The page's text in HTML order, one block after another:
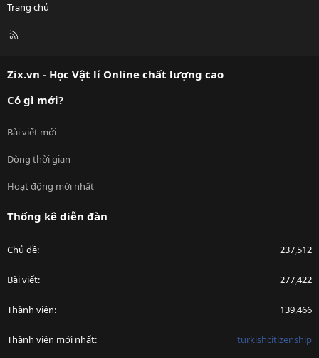
Trang chủ
R
Zix.vn - Học Vật lí Online chất lượng cao
Có gì mới?
Bài viết mới
Dòng thời gian
Hoạt động mới nhất
Thống kê diễn đàn
Chủ đề 237,512
Bài viết 277,422
Thành viên 139,466
Thành viên mới nhất turkishcitizenship